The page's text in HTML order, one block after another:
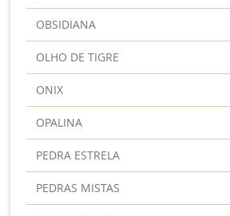
OBSIDIANA
OLHO DE TIGRE
ONIX
OPALINA
PEDRA ESTRELA
PEDRAS MISTAS